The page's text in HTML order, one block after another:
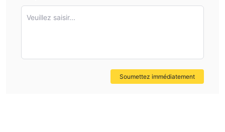
Veuillez saisir...
Soumettez immédiatement